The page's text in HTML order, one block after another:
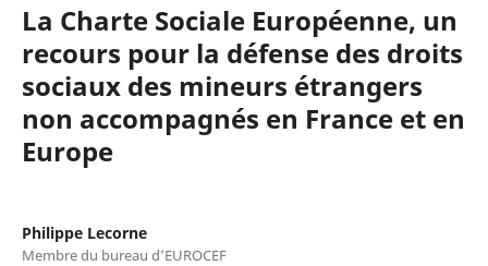
La Charte Sociale Européenne, un
recours pour la défense des droits
sociaux des mineurs étrangers
non accompagnés en France et en
Europe
Philippe Lecorne
Membre du bureau d’EUROCEF